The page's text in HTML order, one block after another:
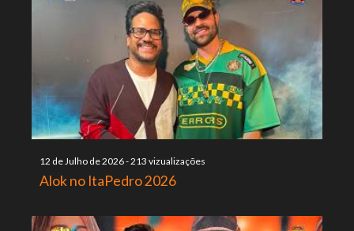
12 de Julho de 2026-213 vizualizações
Alok no ItaPedro 2026